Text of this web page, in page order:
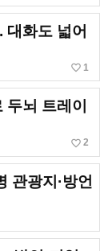
대화도 넓어
favorite_border 1
뇌 트레이
favorite_border 2
관광지·방언